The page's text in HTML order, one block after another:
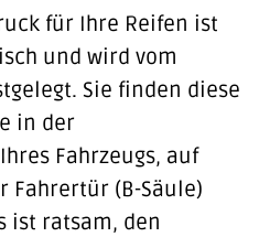
für Ihre Reifen ist
und wird vom
Sie finden diese
in der
Fahrzeugs, auf
Fahrertür (B-Säule)
ist ratsam, den